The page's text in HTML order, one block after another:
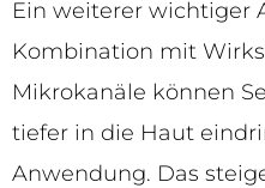
Ein weiterer wichtiger
Kombination mit
Mikrokanäle können
tiefer in die Haut
Anwendung. Das